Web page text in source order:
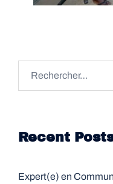
Recent
Expert(e) en